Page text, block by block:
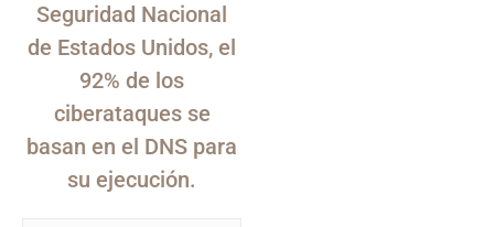
Seguridad Nacional
de Estados Unidos, el
92% de los
ciberataques se
basan en el DNS para
su ejecución.